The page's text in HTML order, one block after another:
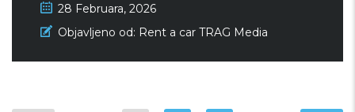
28 Februara, 2026
Objavljeno od: Rent a car TRAG Media